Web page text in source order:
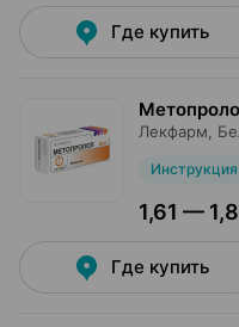
Где купить
Лекфарм ,
Инструкция
1,61 —
Где купить